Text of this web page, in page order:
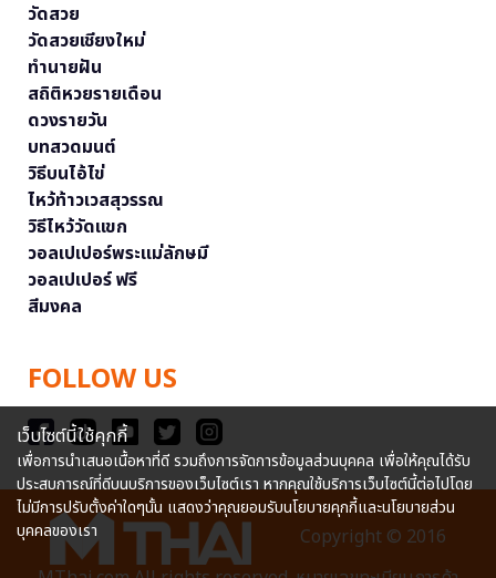
วัดสวย
วัดสวยเชียงใหม่
ทำนายฝัน
สถิติหวยรายเดือน
ดวงรายวัน
บทสวดมนต์
วิธีบนไอ้ไข่
ไหว้ท้าวเวสสุวรรณ
วิธีไหว้วัดแขก
วอลเปเปอร์พระแม่ลักษมี
วอลเปเปอร์ ฟรี
สีมงคล
FOLLOW US
Copyright © 2016
เว็บไซต์นี้ใช้คุกกี้
เพื่อการนำเสนอเนื้อหาที่ดี รวมถึงการจัดการข้อมูลส่วนบุคคล เพื่อให้คุณได้รับ
ประสบการณ์ที่ดีบนบริการของเว็บไซต์เรา หากคุณใช้บริการเว็บไซต์นี้ต่อไปโดย
ไม่มีการปรับตั้งค่าใดๆนั้น แสดงว่าคุณยอมรับนโยบายคุกกี้และนโยบายส่วน
บุคคลของเรา